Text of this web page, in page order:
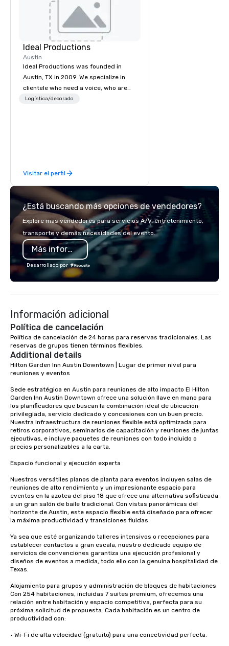
Ideal Productions
Austin
Ideal Productions was founded in
Austin, TX in 2009. We specialize in
clientele who need a voice, who are
often overlooked by the national big
Multi-stage Festival Production; we
strive to ensure we meet your
standards at your budget level. Our
number one goal is for our clients to
effectively communicate their vision
in the way they want it delivered – an
Ideal Event.
Logística/decorado
Visitar el perfil
¿Está buscando más opciones de vendedores?
Explore más vendedores para servicios A/V, entretenimiento,
transporte y demás necesidades del evento.
Más información
Desarrollado por
Información adicional
Política de cancelación
Política de cancelación de 24 horas para reservas tradicionales. Las
reservas de grupos tienen términos flexibles.
Additional details
Hilton Garden Inn Austin Downtown | Lugar de primer nivel para
reuniones y eventos
Sede estratégica en Austin para reuniones de alto impacto El Hilton
Garden Inn Austin Downtown ofrece una solución llave en mano para
los planificadores que buscan la combinación ideal de ubicación
privilegiada, servicio dedicado y concesiones con un buen precio.
Nuestra infraestructura de reuniones flexible está optimizada para
retiros corporativos, seminarios de capacitación y reuniones de juntas
ejecutivas, e incluye paquetes de reuniones con todo incluido o
precios personalizables a la carta.
Espacio funcional y ejecución experta
Nuestros versátiles planos de planta para eventos incluyen salas de
reuniones de alto rendimiento y un impresionante espacio para
eventos en la azotea del piso 18 que ofrece una alternativa sofisticada
a un gran salón de baile tradicional. Con vistas panorámicas del
horizonte de Austin, este espacio flexible está diseñado para ofrecer
la máxima productividad y transiciones fluidas.
Ya sea que esté organizando talleres intensivos o recepciones para
establecer contactos a gran escala, nuestro dedicado equipo de
servicios de convenciones garantiza una ejecución profesional y
diseños de eventos a medida, todo ello con la genuina hospitalidad de
Texas.
Alojamiento para grupos y administración de bloques de habitaciones
Con 254 habitaciones, incluidas 7 suites premium, ofrecemos una
relación entre habitación y espacio competitiva, perfecta para su
próxima solicitud de propuesta. Cada habitación es un centro de
productividad con:
• Wi-Fi de alta velocidad (gratuito) para una conectividad perfecta.